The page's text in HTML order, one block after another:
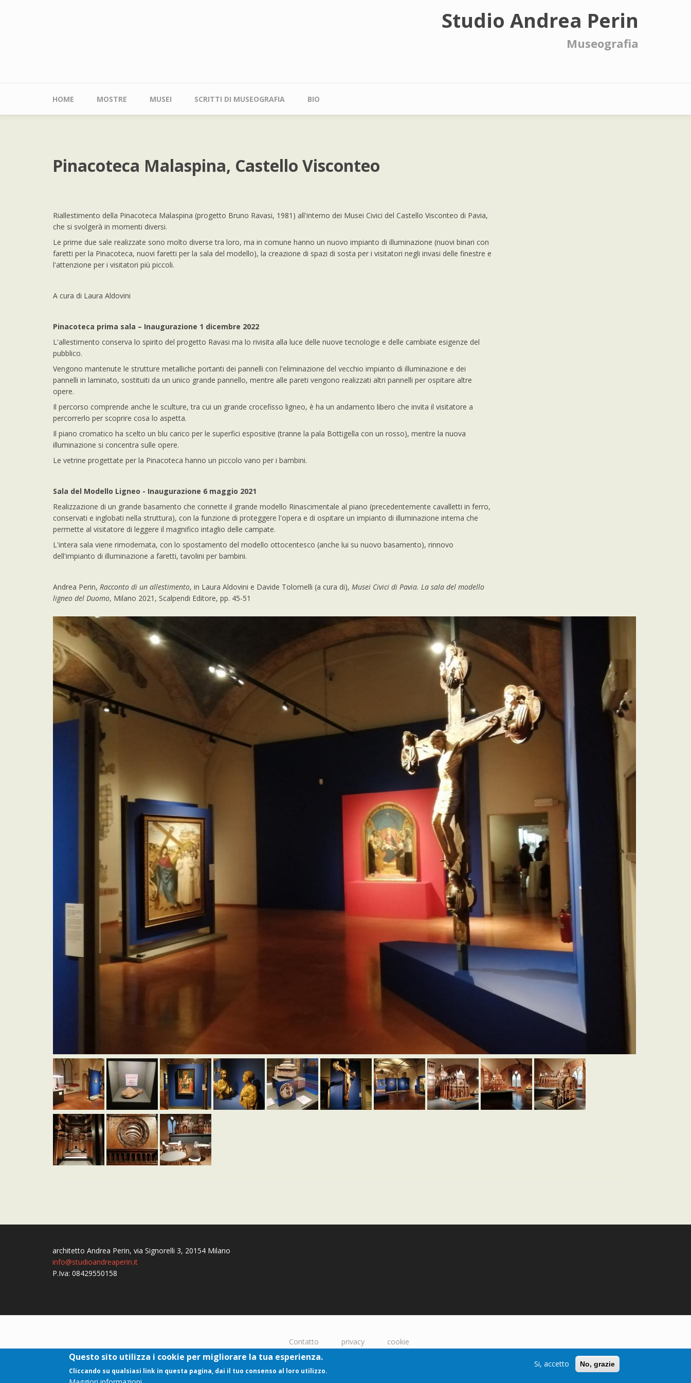
Studio Andrea Perin
Museografia
Main
navigation
HOME MOSTRE MUSEI SCRITTI DI MUSEOGRAFIA BIO
Pinacoteca Malaspina, Castello Visconteo
Riallestimento della Pinacoteca Malaspina (progetto Bruno Ravasi, 1981) all'interno dei Musei Civici del Castello Visconteo di Pavia,
che si svolgerà in momenti diversi.
Le prime due sale realizzate sono molto diverse tra loro, ma in comune hanno un nuovo impianto di illuminazione (nuovi binari con
faretti per la Pinacoteca, nuovi faretti per la sala del modello), la creazione di spazi di sosta per i visitatori negli invasi delle finestre e
l'attenzione per i visitatori più piccoli.
A cura di Laura Aldovini
Pinacoteca prima sala – Inaugurazione 1 dicembre 2022
L'allestimento conserva lo spirito del progetto Ravasi ma lo rivisita alla luce delle nuove tecnologie e delle cambiate esigenze del
pubblico.
Vengono mantenute le strutture metalliche portanti dei pannelli con l'eliminazione del vecchio impianto di illuminazione e dei
pannelli in laminato, sostituiti da un unico grande pannello, mentre alle pareti vengono realizzati altri pannelli per ospitare altre
opere.
Il percorso comprende anche le sculture, tra cui un grande crocefisso ligneo, è ha un andamento libero che invita il visitatore a
percorrerlo per scoprire cosa lo aspetta.
Il piano cromatico ha scelto un blu carico per le superfici espositive (tranne la pala Bottigella con un rosso), mentre la nuova
illuminazione si concentra sulle opere.
Le vetrine progettate per la Pinacoteca hanno un piccolo vano per i bambini.
Sala del Modello Ligneo - Inaugurazione 6 maggio 2021
Realizzazione di un grande basamento che connette il grande modello Rinascimentale al piano (precedentemente cavalletti in ferro,
conservati e inglobati nella struttura), con la funzione di proteggere l'opera e di ospitare un impianto di illuminazione interna che
permette al visitatore di leggere il magnifico intaglio delle campate.
L'intera sala viene rimodernata, con lo spostamento del modello ottocentesco (anche lui su nuovo basamento), rinnovo
dell'impianto di illuminazione a faretti, tavolini per bambini.
Andrea Perin, Racconto di un allestimento, in Laura Aldovini e Davide Tolomelli (a cura di), Musei Civici di Pavia. La sala del modello
ligneo del Duomo, Milano 2021, Scalpendi Editore, pp. 45-51
architetto Andrea Perin, via Signorelli 3, 20154 Milano
info@studioandreaperin.it
P.Iva: 08429550158
Footer
menu
Contatto privacy cookie
Questo sito utilizza i cookie per migliorare la tua esperienza.
Cliccando su qualsiasi link in questa pagina, dai il tuo consenso al loro utilizzo.
Si, accetto No, grazie